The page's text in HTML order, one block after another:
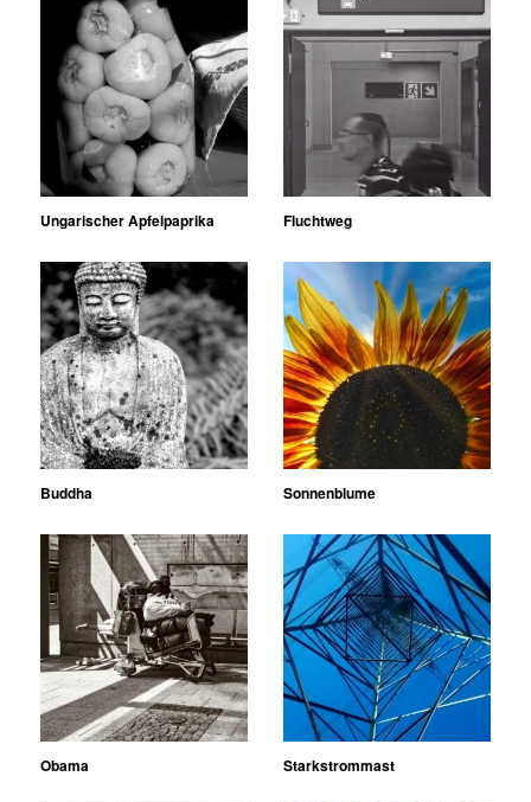
Ungarischer Apfelpaprika Fluchtweg
Buddha Sonnenblume
Obama Starkstrommast